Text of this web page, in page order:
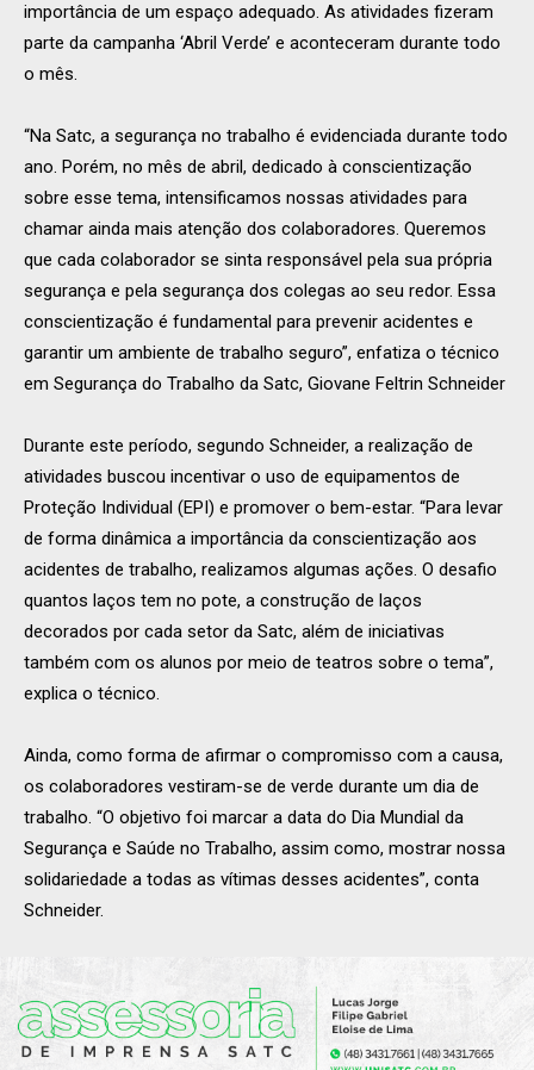
importância de um espaço adequado. As atividades fizeram
parte da campanha ‘Abril Verde’ e aconteceram durante todo
o mês.
“Na Satc, a segurança no trabalho é evidenciada durante todo
ano. Porém, no mês de abril, dedicado à conscientização
sobre esse tema, intensificamos nossas atividades para
chamar ainda mais atenção dos colaboradores. Queremos
que cada colaborador se sinta responsável pela sua própria
segurança e pela segurança dos colegas ao seu redor. Essa
conscientização é fundamental para prevenir acidentes e
garantir um ambiente de trabalho seguro”, enfatiza o técnico
em Segurança do Trabalho da Satc, Giovane Feltrin Schneider
Durante este período, segundo Schneider, a realização de
atividades buscou incentivar o uso de equipamentos de
Proteção Individual (EPI) e promover o bem-estar. “Para levar
de forma dinâmica a importância da conscientização aos
acidentes de trabalho, realizamos algumas ações. O desafio
quantos laços tem no pote, a construção de laços
decorados por cada setor da Satc, além de iniciativas
também com os alunos por meio de teatros sobre o tema”,
explica o técnico.
Ainda, como forma de afirmar o compromisso com a causa,
os colaboradores vestiram-se de verde durante um dia de
trabalho. “O objetivo foi marcar a data do Dia Mundial da
Segurança e Saúde no Trabalho, assim como, mostrar nossa
solidariedade a todas as vítimas desses acidentes”, conta
Schneider.